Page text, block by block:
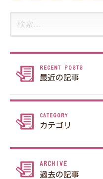
最近の記事
カテゴリ
過去の記事